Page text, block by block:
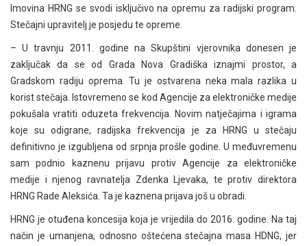
Imovina HRNG se svodi isključivo na opremu za radijski program.
Stečajni upravitelj je posjedu te opreme.
– U travnju 2011. godine na Skupštini vjerovnika donesen je
zaključak da se od Grada Nova Gradiška iznajmi prostor, a
Gradskom radiju oprema. Tu je ostvarena neka mala razlika u
korist stečaja. Istovremeno se kod Agencije za elektroničke medije
pokušala vratiti oduzeta frekvencija. Novim natječajima i igrama
koje su odigrane, radijska frekvencija je za HRNG u stečaju
definitivno je izgubljena od srpnja prošle godine. U međuvremenu
sam podnio kaznenu prijavu protiv Agencije za elektroničke
medije i njenog ravnatelja Zdenka Ljevaka, te protiv direktora
HRNG Rade Aleksića. Ta je kaznena prijava još u obradi.
HRNG je otuđena koncesija koja je vrijedila do 2016. godine. Na taj
način je umanjena, odnosno oštećena stečajna masa HDNG, jer